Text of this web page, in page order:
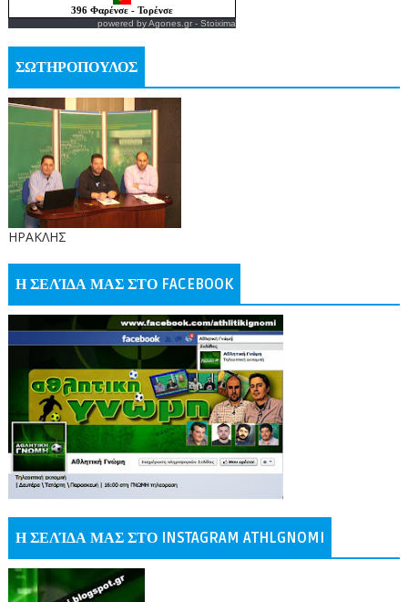
powered byAgones.gr- Stoixima
ΣΩΤΗΡΟΠΟΥΛΟΣ
ΗΡΑΚΛΗΣ
Η ΣΕΛΊΔΑ ΜΑΣ ΣΤΟ FACEBOOK
Η ΣΕΛΊΔΑ ΜΑΣ ΣΤΟ INSTAGRAM ATHLGNOMI